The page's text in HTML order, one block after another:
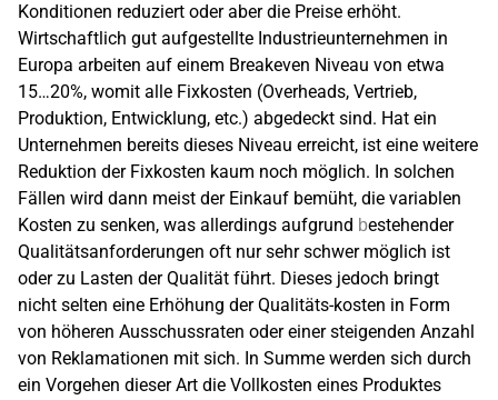
Konditionen reduziert oder aber die Preise erhöht.
Wirtschaftlich gut aufgestellte Industrieunternehmen in
Europa arbeiten auf einem Breakeven Niveau von etwa
15…20%, womit alle Fixkosten (Overheads, Vertrieb,
Produktion, Entwicklung, etc.) abgedeckt sind. Hat ein
Unternehmen bereits dieses Niveau erreicht, ist eine weitere
Reduktion der Fixkosten kaum noch möglich. In solchen
Fällen wird dann meist der Einkauf bemüht, die variablen
Kosten zu senken, was allerdings aufgrund bestehender
Qualitätsanforderungen oft nur sehr schwer möglich ist
oder zu Lasten der Qualität führt. Dieses jedoch bringt
nicht selten eine Erhöhung der Qualitäts-kosten in Form
von höheren Ausschussraten oder einer steigenden Anzahl
von Reklamationen mit sich. In Summe werden sich durch
ein Vorgehen dieser Art die Vollkosten eines Produktes